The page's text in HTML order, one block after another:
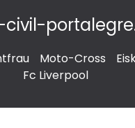
civil-
Moto-Cross
Fc Liverpool